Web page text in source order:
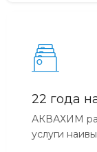
22 года
АКВАХИМ
услуги